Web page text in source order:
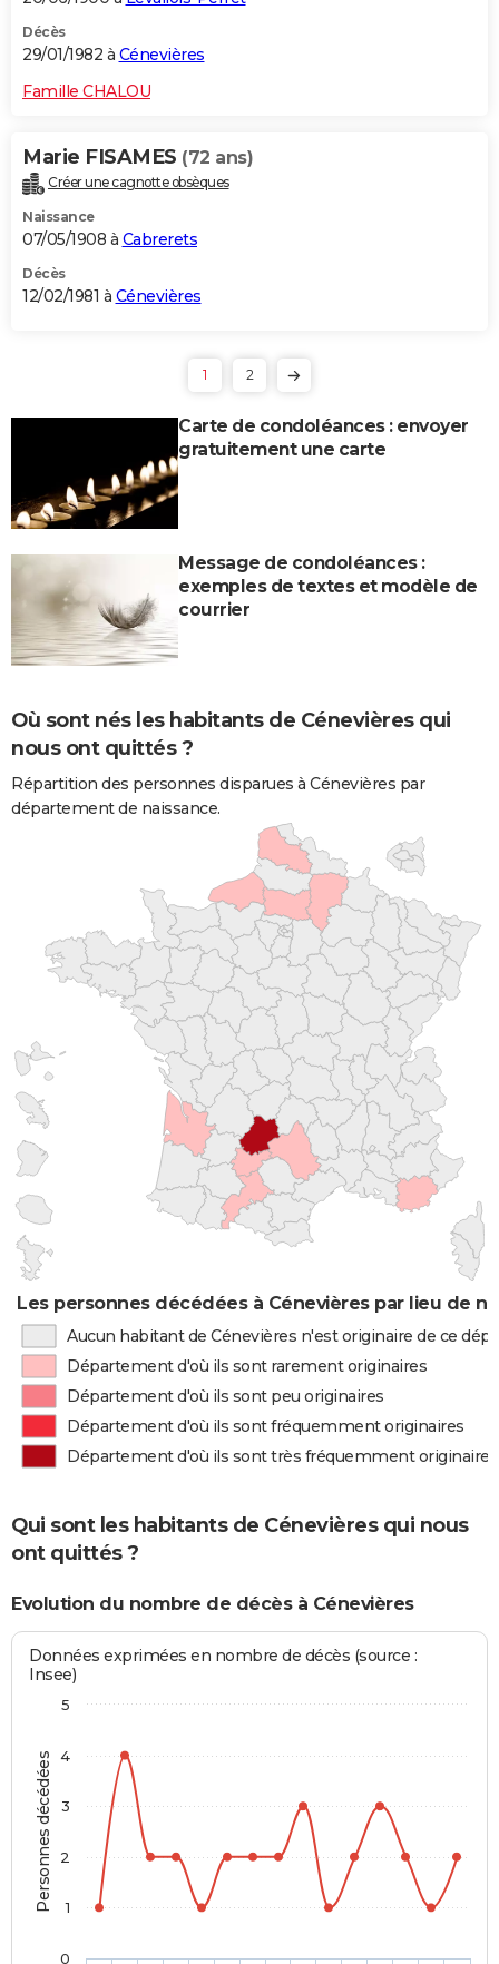
Décès
29/01/1982 à Cénevières
Famille CHALOU
Marie FISAMES (72 ans)
Créer une cagnotte obsèques
Naissance
07/05/1908 à Cabrerets
Décès
12/02/1981 à Cénevières
1 2
Carte de condoléances : envoyer
gratuitement une carte
Message de condoléances :
exemples de textes et modèle de
courrier
Où sont nés les habitants de Cénevières qui
nous ont quittés ?
Répartition des personnes disparues à Cénevières par
département de naissance.
Les personnes décédées à Cénevières par lieu de
Aucun habitant de Cénevières n'est originaire de ce
Département d'où ils sont rarement originaires
Département d'où ils sont peu originaires
Département d'où ils sont fréquemment originaires
Département d'où ils sont très fréquemment originaires
Qui sont les habitants de Cénevières qui nous
ont quittés ?
Evolution du nombre de décès à Cénevières
Personnes décédées
Données exprimées en nombre de décès (source :
Insee)
0
1
2
3
4
5